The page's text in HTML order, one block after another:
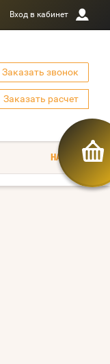
Вход в кабинет
Заказать звонок
Заказать расчет